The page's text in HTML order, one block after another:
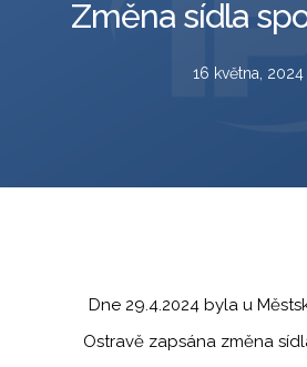
Změna sídla
16 května, 2024
Dne 29.4.2024 byla u
Ostravě zapsána změna